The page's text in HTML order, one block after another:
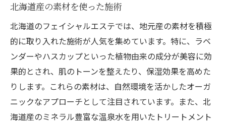
感想を共有する意味とその価値
エステティシャンとの信頼関係構築
初めてでも安心できるサロン選び
施術後のフォローアップが重要な理由
エステで引き出す肌本来の美しさとその秘訣
エステで取り戻す肌の透明感
施術を通じて感じる自己変化
北海道産の素材を使った施術
北海道のフェイシャルエステでは、地元産の素材を積極
的に取り入れた施術が人気を集めています。特に、ラベ
ンダーやハスカップといった植物由来の成分が美容に効
果的とされ、肌のトーンを整えたり、保湿効果を高めた
りします。これらの素材は、自然環境を活かしたオーガ
ニックなアプローチとして注目されています。また、北
海道産のミネラル豊富な温泉水を用いたトリートメント